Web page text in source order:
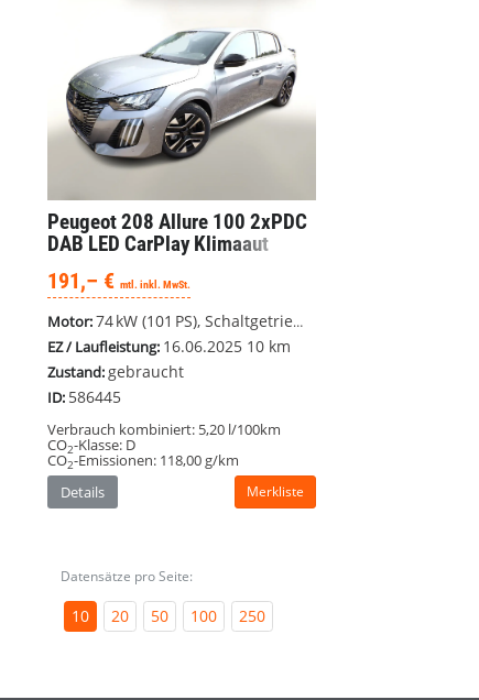
Peugeot 208 Allure 100 2xPDC
DAB LED CarPlay Klimaaut
191,– € mtl. inkl. MwSt.
Motor:74 kW (101 PS), Schaltgetriebe, Frontantrieb
EZ / Laufleistung: 16.06.2025 10 km
Zustand:gebraucht
ID: 586445
Verbrauch kombiniert: 5,20 l/100km
CO2-Klasse: D
CO2-Emissionen: 118,00 g/km
Details
Merkliste
Datensätze pro Seite:
10 20 50 100 250